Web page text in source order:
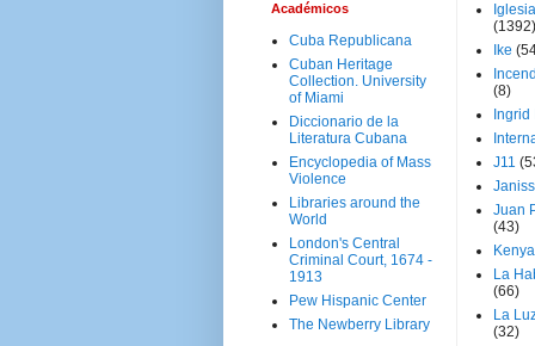
Académicos
Cuba Republicana
Cuban Heritage
Collection. University
of Miami
Diccionario de la
Literatura Cubana
Encyclopedia of Mass
Violence
Libraries around the
World
London's Central
Criminal Court, 1674 -
1913
Pew Hispanic Center
The Newberry Library
(1392)
Ike
(8)
J11
Juan
(43)
Kenya
La
(66)
La
(32)